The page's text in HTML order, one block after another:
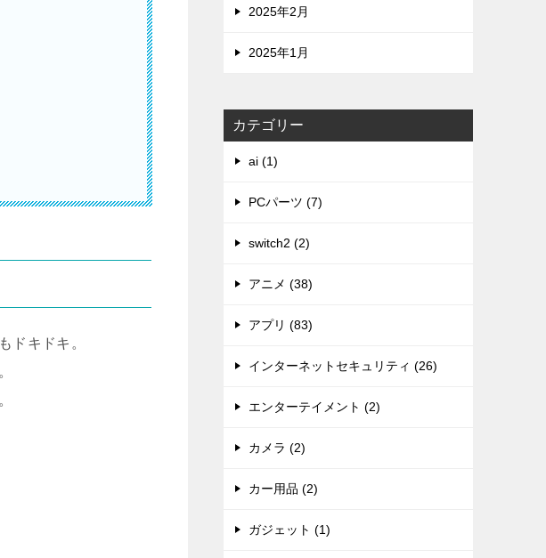
ドキドキ。
2025年2月
2025年1月
カテゴリー
ai (1)
PCパーツ (7)
switch2 (2)
アニメ (38)
アプリ (83)
インターネットセキュリティ (26)
エンターテイメント (2)
カメラ (2)
カー用品 (2)
ガジェット (1)